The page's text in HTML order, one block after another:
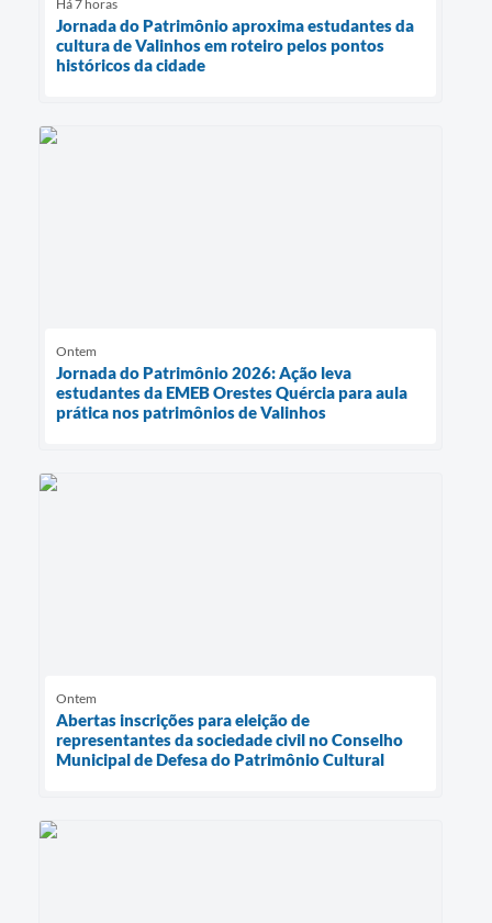
Há 7 horas
Jornada do Patrimônio aproxima estudantes da
cultura de Valinhos em roteiro pelos pontos
históricos da cidade
Ontem
Jornada do Patrimônio 2026: Ação leva
estudantes da EMEB Orestes Quércia para aula
prática nos patrimônios de Valinhos
Ontem
Abertas inscrições para eleição de
representantes da sociedade civil no Conselho
Municipal de Defesa do Patrimônio Cultural